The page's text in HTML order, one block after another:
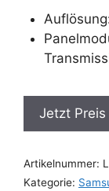
Jetzt
Artikelnummer:
Kategorie: